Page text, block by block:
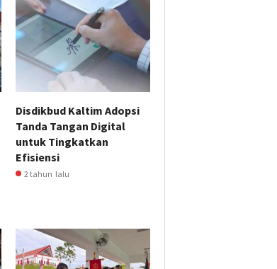
Disdikbud Kaltim Adopsi
Tanda Tangan Digital
untuk Tingkatkan
Efisiensi
2 tahun lalu